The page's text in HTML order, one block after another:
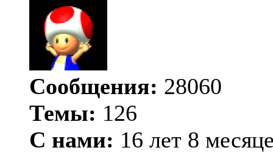
Сообщения: 28060
Темы: 126
С нами: 16 лет 8